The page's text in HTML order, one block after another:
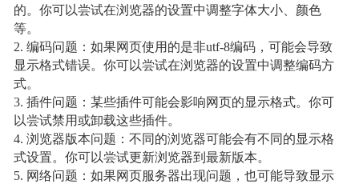
的。你可以尝试在浏览器的设置中调整字体大小、颜色
等。
2. 编码问题：如果网页使用的是非utf-8编码，可能会导致
显示格式错误。你可以尝试在浏览器的设置中调整编码方
式。
3. 插件问题：某些插件可能会影响网页的显示格式。你可
以尝试禁用或卸载这些插件。
4. 浏览器版本问题：不同的浏览器可能会有不同的显示格
式设置。你可以尝试更新浏览器到最新版本。
5. 网络问题：如果网页服务器出现问题，也可能导致显示